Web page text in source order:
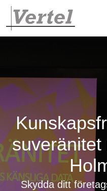
Skydda ditt